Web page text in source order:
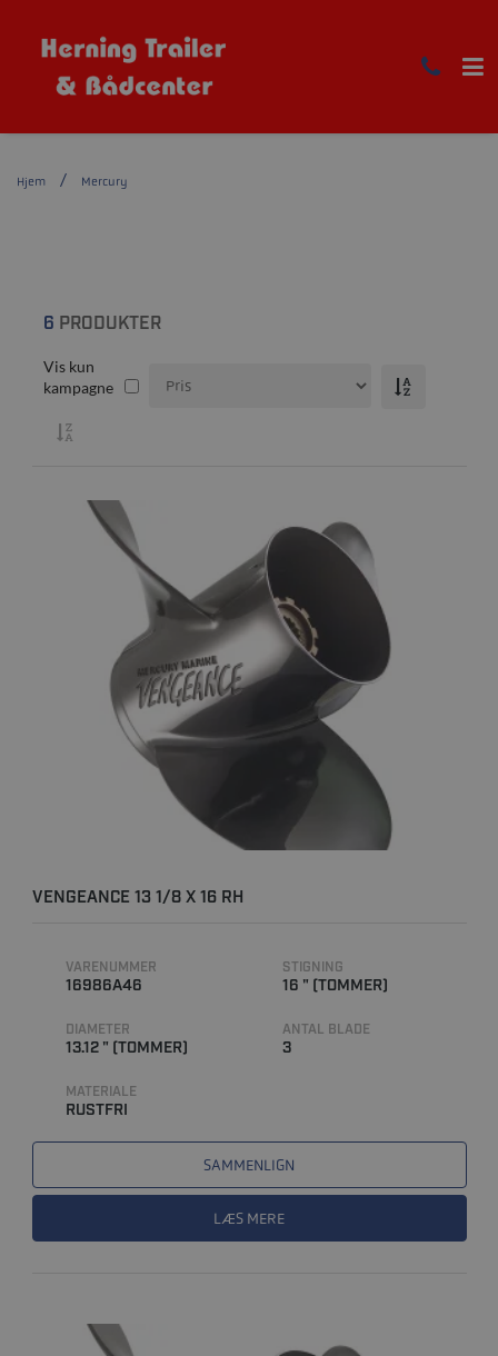
Hjem Mercury
6 PRODUKTER
Vis kun
kampagne
VENGEANCE 13 1/8 X 16 RH
VARENUMMER
16986A46
STIGNING
16 " (TOMMER)
DIAMETER
13.12 " (TOMMER)
ANTAL BLADE
3
MATERIALE
RUSTFRI
SAMMENLIGN
LÆS MERE